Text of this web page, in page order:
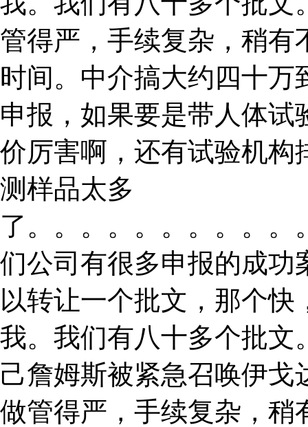
管得严，手续复杂，稍有
时间。中介搞大约四十万
申报，如果要是带人体试
价厉害啊，还有试验机构
测样品太多
了。。。。。。。。。
们公司有很多申报的成功
以转让一个批文，那个
我。我们有八十多个批文
己詹姆斯被紧急召唤伊
做管得严，手续复杂，稍